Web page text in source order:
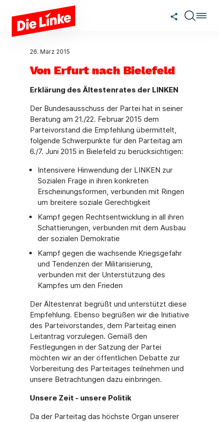
Zum Hauptinhalt springen
26. März 2015
Von Erfurt nach Bielefeld
Erklärung des Ältestenrates der LINKEN
Der Bundesausschuss der Partei hat in seiner
Beratung am 21./22. Februar 2015 dem
Parteivorstand die Empfehlung übermittelt,
folgende Schwerpunkte für den Parteitag am
6./7. Juni 2015 in Bielefeld zu berücksichtigen:
Intensivere Hinwendung der LINKEN zur
Sozialen Frage in ihren konkreten
Erscheinungsformen, verbunden mit Ringen
um breitere soziale Gerechtigkeit
Kampf gegen Rechtsentwicklung in all ihren
Schattierungen, verbunden mit dem Ausbau
der sozialen Demokratie
Kampf gegen die wachsende Kriegsgefahr
und Tendenzen der Militarisierung,
verbunden mit der Unterstützung des
Kampfes um den Frieden
Der Ältestenrat begrüßt und unterstützt diese
Empfehlung. Ebenso begrüßen wir die Initiative
des Parteivorstandes, dem Parteitag einen
Leitantrag vorzulegen. Gemäß den
Festlegungen in der Satzung der Partei
möchten wir an der öffentlichen Debatte zur
Vorbereitung des Parteitages teilnehmen und
unsere Betrachtungen dazu einbringen.
Unsere Zeit - unsere Politik
Da der Parteitag das höchste Organ unserer